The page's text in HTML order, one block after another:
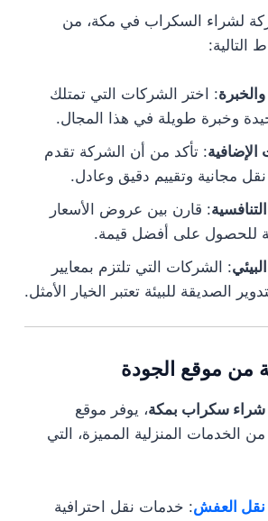
لشراء السكراب في مكة، من
التالية:
: اختر الشركات التي تمتلك
وخبرة طويلة في هذا المجال.
الإضافية: تأكد من أن الشركة تقدم
مجانية وتقييم دقيق وعادل.
: قارن بين عروض الأسعار
للحصول على أفضل قيمة.
: الشركات التي تلتزم بمعايير
الصديقة للبيئة تعتبر الخيار الأمثل.
من موقع الجودة
شراء سكراب بمكة، يوفر موقع
الخدمات المنزلية المميزة، التي
العفش: خدمات نقل احترافية